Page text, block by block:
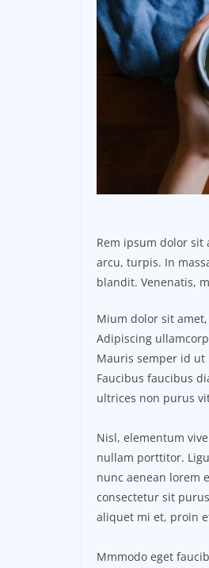
Rem ipsum dolor sit
arcu, turpis. In
blandit. Venenatis,
Mium dolor sit
Adipiscing
Mauris semper id
Faucibus faucibus
ultrices non purus
Nisl, elementum
nullam porttitor.
nunc aenean lorem
consectetur sit
aliquet mi et, proin
Mmmodo eget